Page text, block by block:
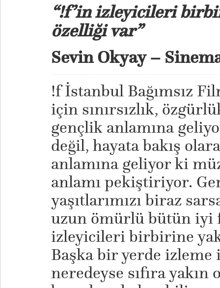
“!f’in izleyicileri
özelliği var”
Sevin Okyay –
!f İstanbul Bağımsız
için sınırsızlık,
gençlik anlamına
değil, hayata bakış
anlamına geliyor ki
anlamı pekiştiriyor.
yaşıtlarımızı biraz
uzun ömürlü bütün iyi
izleyicileri birbirine
Başka bir yerde
neredeyse sıfıra